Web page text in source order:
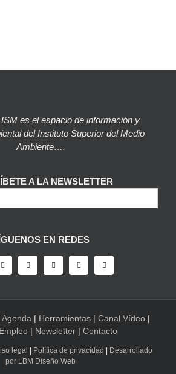
es el espacio de información y
del Instituto Superior del Medio
Ambiente….
A LA NEWSLETTER
EN REDES
Agenda | Herramientas | Canal Vídeo |
Empleo| Newsletter| Contacto
legal | Política de privacidad | Desarrollado
por LBM Diseño Web